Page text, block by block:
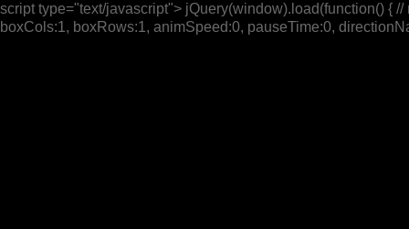
script type="text/javascript"> jQuery(window).load(function() {
boxCols:1, boxRows:1, animSpeed:0, pauseTime:0,